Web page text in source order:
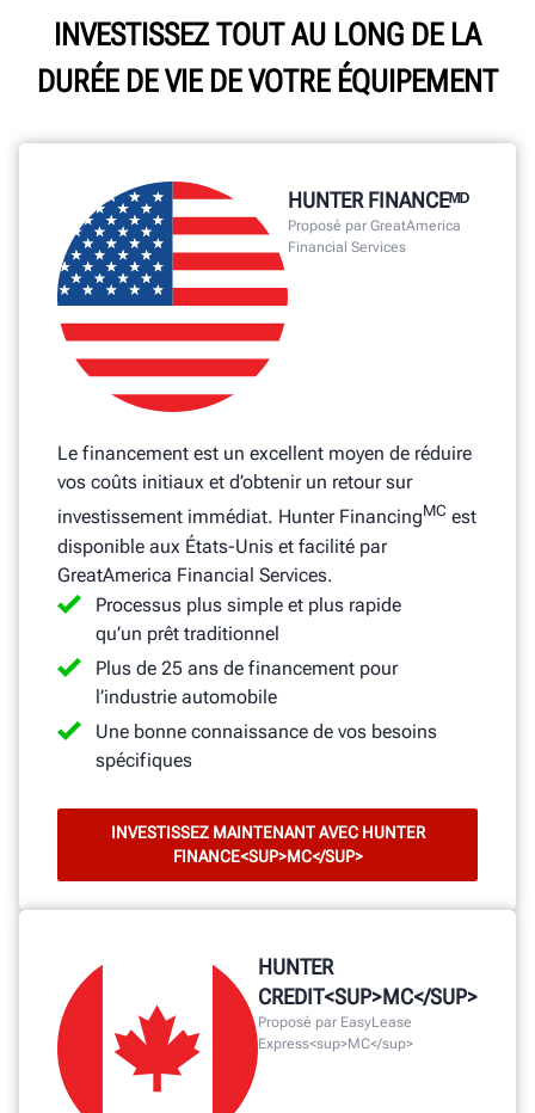
INVESTISSEZ TOUT AU LONG DE LA
DURÉE DE VIE DE VOTRE ÉQUIPEMENT
HUNTER FINANCEᴹᴰ
Proposé par GreatAmerica
Financial Services
Le financement est un excellent moyen de réduire
vos coûts initiaux et d’obtenir un retour sur
investissement immédiat. Hunter FinancingMC est
disponible aux États-Unis et facilité par
GreatAmerica Financial Services.
Processus plus simple et plus rapide
qu’un prêt traditionnel
Plus de 25 ans de financement pour
l’industrie automobile
Une bonne connaissance de vos besoins
spécifiques
INVESTISSEZ MAINTENANT AVEC HUNTER
FINANCE<SUP>MC</SUP>
HUNTER
CREDIT<SUP>MC</SUP>
Proposé par EasyLease
Express<sup>MC</sup>